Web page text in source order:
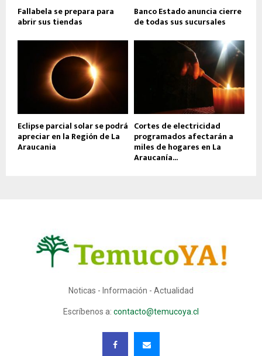
Fallabela se prepara para
abrir sus tiendas
Banco Estado anuncia cierre
de todas sus sucursales
Eclipse parcial solar se podrá
apreciar en la Región de La
Araucania
Cortes de electricidad
programados afectarán a
miles de hogares en La
Araucanía...
Noticas - Información - Actualidad
Escríbenos a: contacto@temucoya.cl